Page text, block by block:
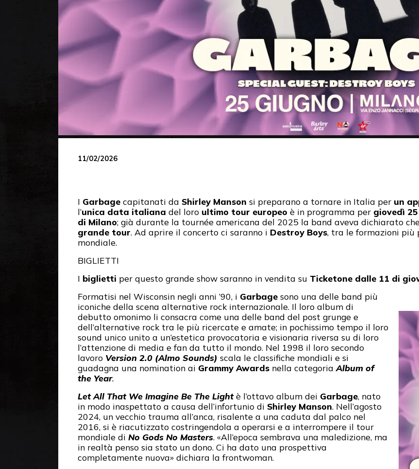
11/02/2026
I Garbage capitanati da Shirley Manson si preparano a tornare in Italia per un
l’unica data italiana del loro ultimo tour europeo è in programma per giovedì
di Milano; già durante la tournée americana del 2025 la band aveva dichiarato
grande tour. Ad aprire il concerto ci saranno i Destroy Boys, tra le formazioni
mondiale.
BIGLIETTI
I biglietti per questo grande show saranno in vendita su Ticketone dalle 11 di
Formatisi nel Wisconsin negli anni ’90, i Garbage sono una delle band più
iconiche della scena alternative rock internazionale. Il loro album di
debutto omonimo li consacra come una delle band del post grunge e
dell’alternative rock tra le più ricercate e amate; in pochissimo tempo il loro
sound unico unito a un’estetica provocatoria e visionaria riversa su di loro
l’attenzione di media e fan da tutto il mondo. Nel 1998 il loro secondo
lavoro Version 2.0 (Almo Sounds) scala le classifiche mondiali e si
guadagna una nomination ai Grammy Awards nella categoria Album of
the Year.
Let All That We Imagine Be The Lightè l’ottavo album dei Garbage, nato
in modo inaspettato a causa dell’infortunio di Shirley Manson. Nell’agosto
2024, un vecchio trauma all’anca, risalente a una caduta dal palco nel
2016, si è riacutizzato costringendola a operarsi e a interrompere il tour
mondiale di No Gods No Masters. «All’epoca sembrava una maledizione, ma
in realtà penso sia stato un dono. Ci ha dato una prospettiva
completamente nuova» dichiara la frontwoman.